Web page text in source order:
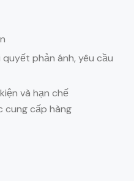
phản ánh, yêu cầu
và hạn chế
cung cấp hàng